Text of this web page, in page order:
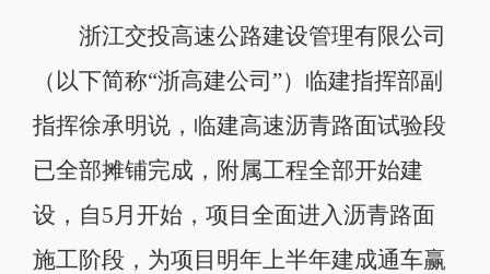
浙江交投高速公路建设管理有限公司
（以下简称“浙高建公司”）临建指挥部副
指挥徐承明说，临建高速沥青路面试验段
已全部摊铺完成，附属工程全部开始建
设，自5月开始，项目全面进入沥青路面
施工阶段，为项目明年上半年建成通车赢